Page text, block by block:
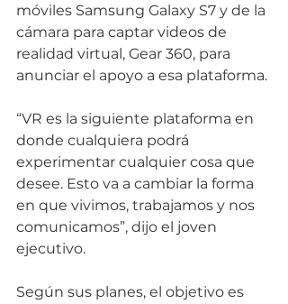
móviles Samsung Galaxy S7 y de la
cámara para captar videos de
realidad virtual, Gear 360, para
anunciar el apoyo a esa plataforma.
“VR es la siguiente plataforma en
donde cualquiera podrá
experimentar cualquier cosa que
desee. Esto va a cambiar la forma
en que vivimos, trabajamos y nos
comunicamos”, dijo el joven
ejecutivo.
Según sus planes, el objetivo es